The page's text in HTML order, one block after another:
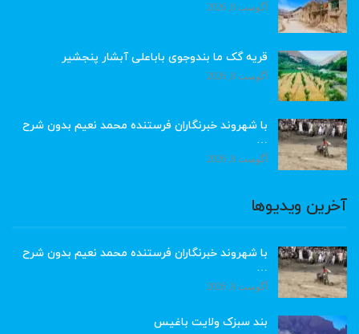
آگوست 8, 2026
قریه گک ما بندوجوی باباعلی آبشار پنجشیر
آگوست 8, 2026
با شهروند خبرنگاران فرستنده محمد نعیم بدون شرح
…
آگوست 8, 2026
آخرین ویدیوها
با شهروند خبرنگاران فرستنده محمد نعیم بدون شرح
…
آگوست 8, 2026
بند سبزک ولایت باغیس